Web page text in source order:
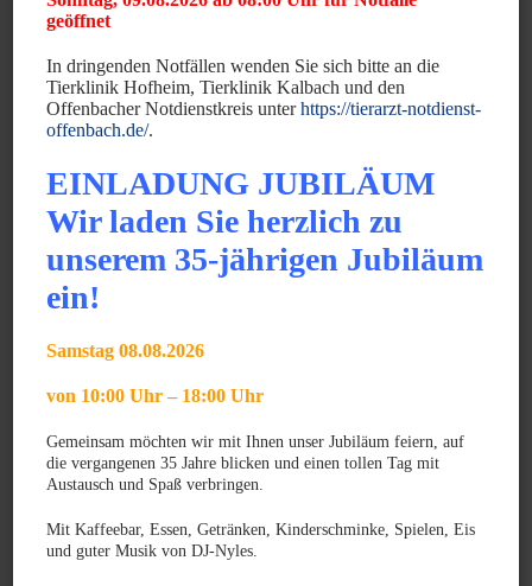
Diabetes mellitus – „Zuckerkrankheit“
Unterfunktion der Schilddrüse – Hypothyreose
Magen und Darm
Magendrehung
Magendrehung – prophylaktische Gastropexie
Nerven und Hirn
Epilepsie bei Hunden
Niere und Harnblase
Nierenversagen
PKD (Polycystic Kidney Disease)
Zähne
geöffnet
In dringenden Notfällen wenden Sie sich bitte an die
Tierklinik Hofheim, Tierklinik Kalbach und den
Offenbacher Notdienstkreis unterhttps://tierarzt-notdienst-
offenbach.de/.
EINLADUNG JUBILÄUM
Wir laden Sie herzlich zu
unserem 35-jährigen Jubiläum
ein!
Samstag 08.08.2026
von 10:00 Uhr – 18:00 Uhr
Gemeinsam möchten wir mit Ihnen unser Jubiläum feiern, auf
die vergangenen 35 Jahre blicken und einen tollen Tag mit
Austausch und Spaß verbringen.
Mit Kaffeebar, Essen, Getränken, Kinderschminke, Spielen, Eis
und guter Musik von DJ-Nyles.